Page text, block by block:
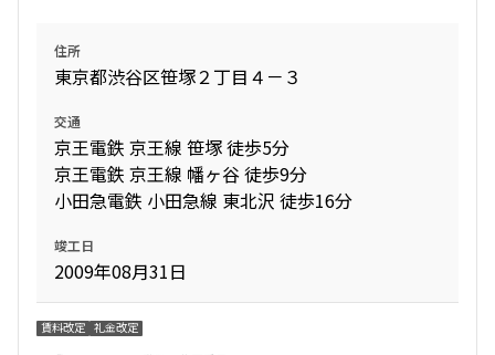
1.0ヶ月 無
1LDK32.49㎡
住所
東京都渋谷区笹塚２丁目４－３
交通
京王電鉄 京王線 笹塚 徒歩5分
京王電鉄 京王線 幡ヶ谷 徒歩9分
小田急電鉄 小田急線 東北沢 徒歩16分
竣工日
2009年08月31日
賃料改定 礼金改定